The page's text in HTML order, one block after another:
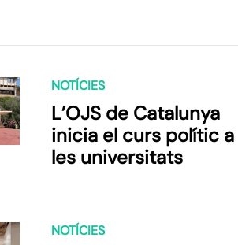
NOTÍCIES
L’OJS de Catalunya
inicia el curs polític a
les universitats
NOTÍCIES